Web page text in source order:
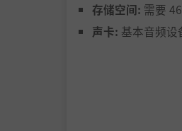
你的抉择，将影响
们的命运。自定义你
存储空间: 需要
声卡: 基本音频设